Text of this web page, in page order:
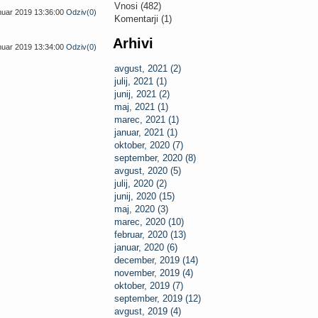
Vnosi (482)
Komentarji (1)
Arhivi
avgust, 2021 (2)
julij, 2021 (1)
junij, 2021 (2)
maj, 2021 (1)
marec, 2021 (1)
januar, 2021 (1)
oktober, 2020 (7)
september, 2020 (8)
avgust, 2020 (5)
julij, 2020 (2)
junij, 2020 (15)
maj, 2020 (3)
marec, 2020 (10)
februar, 2020 (13)
januar, 2020 (6)
december, 2019 (14)
november, 2019 (4)
oktober, 2019 (7)
september, 2019 (12)
avgust, 2019 (4)
2019 13:36:00 Odziv(0)
2019 13:34:00 Odziv(0)